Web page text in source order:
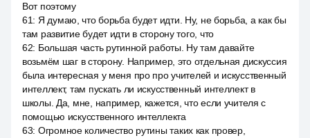
Вот поэтому
61: Я думаю, что борьба будет идти. Ну, не борьба, а как бы
там развитие будет идти в сторону того, что
62: Большая часть рутинной работы. Ну там давайте
возьмём шаг в сторону. Например, это отдельная дискуссия
была интересная у меня про про учителей и искусственный
интеллект, там пускать ли искусственный интеллект в
школы. Да, мне, например, кажется, что если учителя с
помощью искусственного интеллекта
63: Огромное количество рутины таких как провер,